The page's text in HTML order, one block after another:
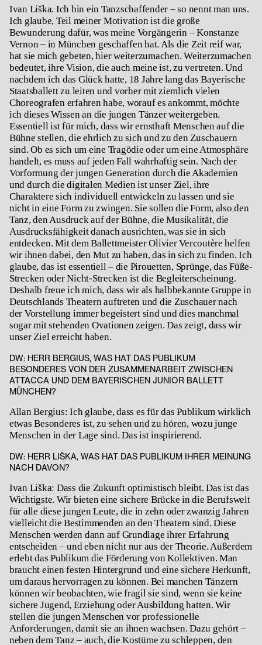
Ivan Liška. Ich bin ein Tanzschaffender – so nennt man uns.
Ich glaube, Teil meiner Motivation ist die große
Bewunderung dafür, was meine Vorgängerin – Konstanze
Vernon – in München geschaffen hat. Als die Zeit reif war,
hat sie mich gebeten, hier weiterzumachen. Weiterzumachen
bedeutet, ihre Vision, die auch meine ist, zu vertreten. Und
nachdem ich das Glück hatte, 18 Jahre lang das Bayerische
Staatsballett zu leiten und vorher mit ziemlich vielen
Choreografen erfahren habe, worauf es ankommt, möchte
ich dieses Wissen an die jungen Tänzer weitergeben.
Essentiell ist für mich, dass wir ernsthaft Menschen auf die
Bühne stellen, die ehrlich zu sich und zu den Zuschauern
sind. Ob es sich um eine Tragödie oder um eine Atmosphäre
handelt, es muss auf jeden Fall wahrhaftig sein. Nach der
Vorformung der jungen Generation durch die Akademien
und durch die digitalen Medien ist unser Ziel, ihre
Charaktere sich individuell entwickeln zu lassen und sie
nicht in eine Form zu zwingen. Sie sollen die Form, also den
Tanz, den Ausdruck auf der Bühne, die Musikalität, die
Ausdrucksfähigkeit danach ausrichten, was sie in sich
entdecken. Mit dem Ballettmeister Olivier Vercoutère helfen
wir ihnen dabei, den Mut zu haben, das in sich zu finden. Ich
glaube, das ist essentiell – die Pirouetten, Sprünge, das Füße-
Strecken oder Nicht-Strecken ist die Begleiterscheinung.
Deshalb freue ich mich, dass wir als halbbekannte Gruppe in
Deutschlands Theatern auftreten und die Zuschauer nach
der Vorstellung immer begeistert sind und dies manchmal
sogar mit stehenden Ovationen zeigen. Das zeigt, dass wir
unser Ziel erreicht haben.
DW: HERR BERGIUS, WAS HAT DAS PUBLIKUM
BESONDERES VON DER ZUSAMMENARBEIT ZWISCHEN
ATTACCA UND DEM BAYERISCHEN JUNIOR BALLETT
MÜNCHEN?
Allan Bergius: Ich glaube, dass es für das Publikum wirklich
etwas Besonderes ist, zu sehen und zu hören, wozu junge
Menschen in der Lage sind. Das ist inspirierend.
DW: HERR LIŠKA, WAS HAT DAS PUBLIKUM IHRER MEINUNG
NACH DAVON?
Ivan Liška: Dass die Zukunft optimistisch bleibt. Das ist das
Wichtigste. Wir bieten eine sichere Brücke in die Berufswelt
für alle diese jungen Leute, die in zehn oder zwanzig Jahren
vielleicht die Bestimmenden an den Theatern sind. Diese
Menschen werden dann auf Grundlage ihrer Erfahrung
entscheiden – und eben nicht nur aus der Theorie. Außerdem
erlebt das Publikum die Förderung von Kollektiven. Man
braucht einen festen Hintergrund und eine sichere Herkunft,
um daraus hervorragen zu können. Bei manchen Tänzern
können wir beobachten, wie fragil sie sind, wenn sie keine
sichere Jugend, Erziehung oder Ausbildung hatten. Wir
stellen die jungen Menschen vor professionelle
Anforderungen, damit sie an ihnen wachsen. Dazu gehört –
neben dem Tanz – auch, die Kostüme zu schleppen, den